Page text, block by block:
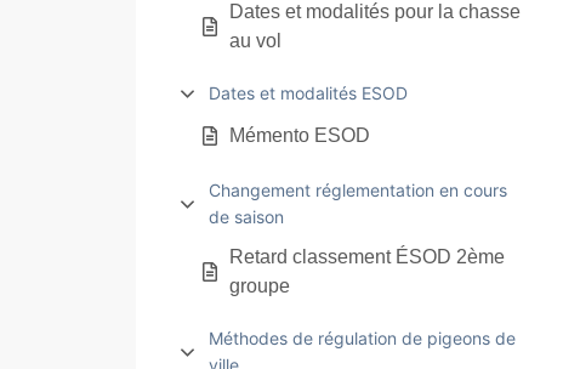
Dates et modalités pour la chasse
au vol
Dates et modalités ESOD
Mémento ESOD
Changement réglementation en cours
de saison
Retard classement ÉSOD 2ème
groupe
Méthodes de régulation de pigeons de
ville